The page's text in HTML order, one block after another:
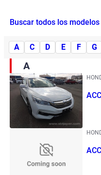
Buscar todos los modelos
A C D E F G
A